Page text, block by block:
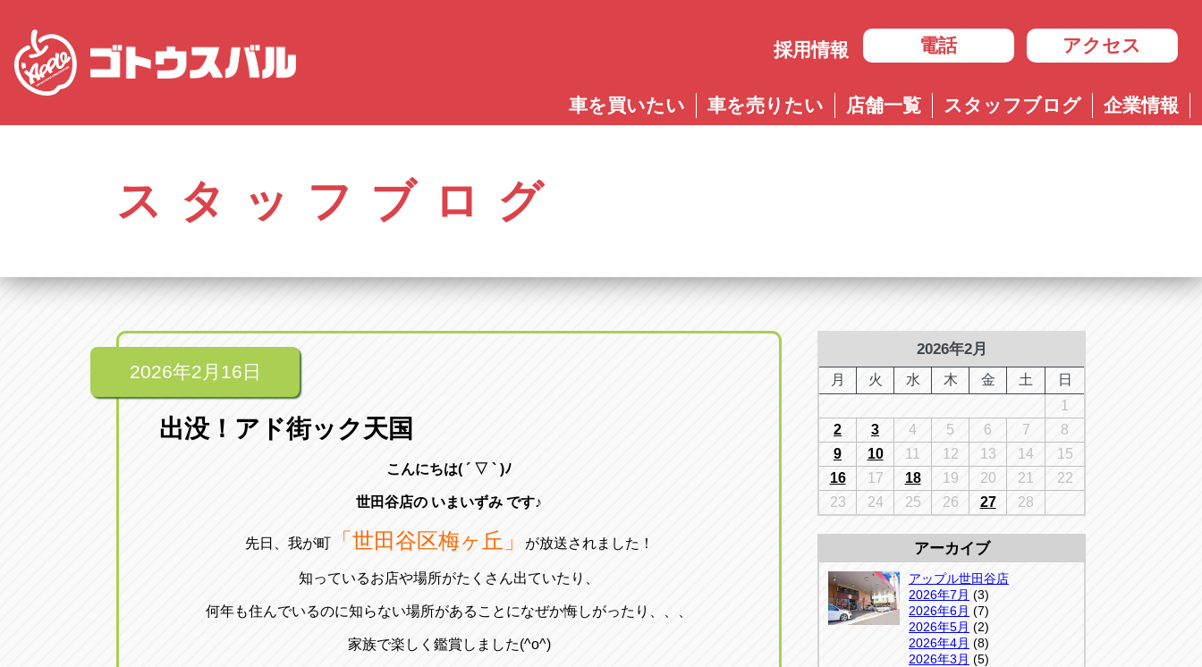
採用情報 電話
愛知
アップル春日井中央店
0568-56-0001
アップル瀬戸店
岐阜
058-379-0525
アップル大垣IC南店
0584-87-0200
059-331-6054
千葉
アップルかしわ沼南店
04-7190-1500
アクセス
アップル春日井中央店
愛知県春日井市柏井町4-43-1
アップル一宮22号店
アップル春日井店
アップル碧南店
愛知県碧南市立山町4-32-1
アップル小牧店
アップル尾張旭店
愛知県尾張旭市印場元町5-2-8
オートフレンド
岐阜
アップル恵那店
アップル各務原店
岐阜県各務原市各務おがせ町9-206-1
トラック市四日市店
アップル世田谷店
東京都世田谷区若林5-1-10
車を買いたい 車を売りたい 店舗一覧 スタッフブログ 企業情報
スタッフブログ
2026年2月16日
出没！アド街ック天国
こんにちは( ´ ▽ ` )ﾉ
世田谷店の いまいずみ です♪
先日、我が町「世田谷区梅ヶ丘」 が放送されました！
知っているお店や場所がたくさん出ていたり、
何年も住んでいるのに知らない場所があることになぜか悔しがったり、、、
家族で楽しく鑑賞しました(^o^)
2026年2月
月 火 水 木 金 土
日
1
2
3 4 5 6 7
8
9
10 11 12 13 14
15
16
17 18 19 20 21
22
23
24 25 26 27 28
アーカイブ
アップル世田谷店
2026年7月 (3)
2026年6月 (7)
2026年5月 (2)
2026年4月 (8)
2026年3月 (5)